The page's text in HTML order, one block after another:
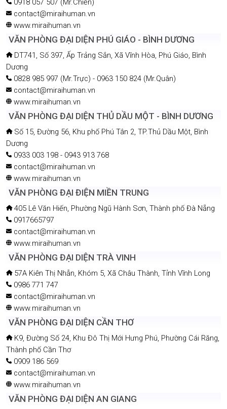
contact@miraihuman.vn
www.miraihuman.vn
VĂN PHÒNG ĐẠI DIỆN PHÚ GIÁO - BÌNH DƯƠNG
DT741, Số 397, Ấp Trảng Sắn, Xã Vĩnh Hòa, Phú Giáo, Bình
Dương
0828 985 997 (Mr.Trực) - 0963 150 824 (Mr.Quân)
contact@miraihuman.vn
www.miraihuman.vn
VĂN PHÒNG ĐẠI DIỆN THỦ DẦU MỘT - BÌNH DƯƠNG
Số 15, Đường 56, Khu phố Phú Tân 2, TP.Thủ Dầu Một, Bình
Dương
0933 003 198 - 0943 913 768
contact@miraihuman.vn
www.miraihuman.vn
VĂN PHÒNG ĐẠI ĐIỆN MIỀN TRUNG
405 Lê Văn Hiến, Phường Ngũ Hành Sơn, Thành phố Đà Nẵng
0917665797
contact@miraihuman.vn
www.miraihuman.vn
VĂN PHÒNG ĐẠI DIỆN TRÀ VINH
57A Kiên Thị Nhẫn, Khóm 5, Xã Châu Thành, Tỉnh Vĩnh Long
0986 771 747
contact@miraihuman.vn
www.miraihuman.vn
VĂN PHÒNG ĐẠI DIỆN CẦN THƠ
K9, Đường Số 24, Khu Đô Thị Mới Hưng Phú, Phường Cái Răng,
Thành phố Cần Thơ
0909 186 569
contact@miraihuman.vn
www.miraihuman.vn
VĂN PHÒNG ĐẠI DIỆN AN GIANG